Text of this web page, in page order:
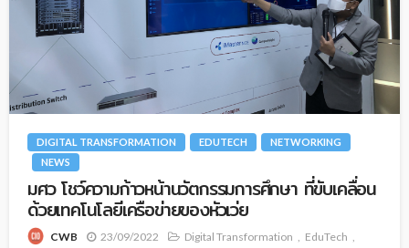
DIGITAL TRANSFORMATION EDUTECH
NETWORKING
NEWS
มศว โชว์ความก้าวหน้านวัตกรรมการศึกษา ที่ขับเคลื่อน
ด้วยเทคโนโลยีเครือข่ายของหัวเว่ย
CWB 23/09/2022 Digital Transformation
EduTech